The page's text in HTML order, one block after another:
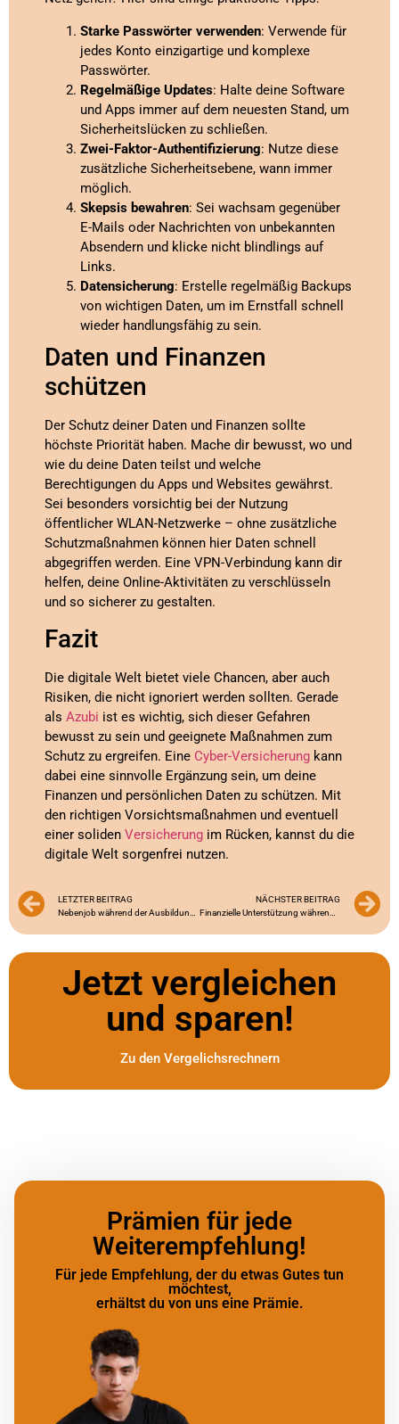
Starke Passwörter verwenden: Verwende für
jedes Konto einzigartige und komplexe
Passwörter.
Regelmäßige Updates: Halte deine Software
und Apps immer auf dem neuesten Stand, um
Sicherheitslücken zu schließen.
Zwei-Faktor-Authentifizierung: Nutze diese
zusätzliche Sicherheitsebene, wann immer
möglich.
Skepsis bewahren: Sei wachsam gegenüber
E-Mails oder Nachrichten von unbekannten
Absendern und klicke nicht blindlings auf
Links.
Datensicherung: Erstelle regelmäßig Backups
von wichtigen Daten, um im Ernstfall schnell
wieder handlungsfähig zu sein.
Daten und Finanzen
schützen
Der Schutz deiner Daten und Finanzen sollte
höchste Priorität haben. Mache dir bewusst, wo und
wie du deine Daten teilst und welche
Berechtigungen du Apps und Websites gewährst.
Sei besonders vorsichtig bei der Nutzung
öffentlicher WLAN-Netzwerke – ohne zusätzliche
Schutzmaßnahmen können hier Daten schnell
abgegriffen werden. Eine VPN-Verbindung kann dir
helfen, deine Online-Aktivitäten zu verschlüsseln
und so sicherer zu gestalten.
Fazit
Die digitale Welt bietet viele Chancen, aber auch
Risiken, die nicht ignoriert werden sollten. Gerade
als Azubi ist es wichtig, sich dieser Gefahren
bewusst zu sein und geeignete Maßnahmen zum
Schutz zu ergreifen. Eine Cyber-Versicherung kann
dabei eine sinnvolle Ergänzung sein, um deine
Finanzen und persönlichen Daten zu schützen. Mit
den richtigen Vorsichtsmaßnahmen und eventuell
einer soliden Versicherung im Rücken, kannst du die
digitale Welt sorgenfrei nutzen.
LETZTER BEITRAG
NÄCHSTER BEITRAG
Jetzt vergleichen
und sparen!
Zu den Vergelichsrechnern
Prämien für jede
Weiterempfehlung!
Für jede Empfehlung, der du etwas Gutes tun
möchtest,
erhältst du von uns eine Prämie.